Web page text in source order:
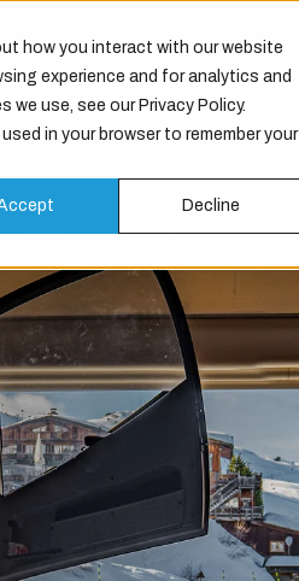
how you interact with our website
experience and for analytics and
use, see our Privacy Policy.
in your browser to remember your
Decline
Konserwacja Firma